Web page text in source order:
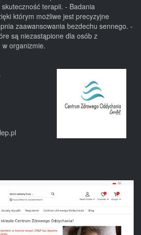
terapii. - Badania
którym możliwe jest precyzyjne
zaawansowania bezdechu sennego. -
są niezastąpione dla osób z
organizmie.